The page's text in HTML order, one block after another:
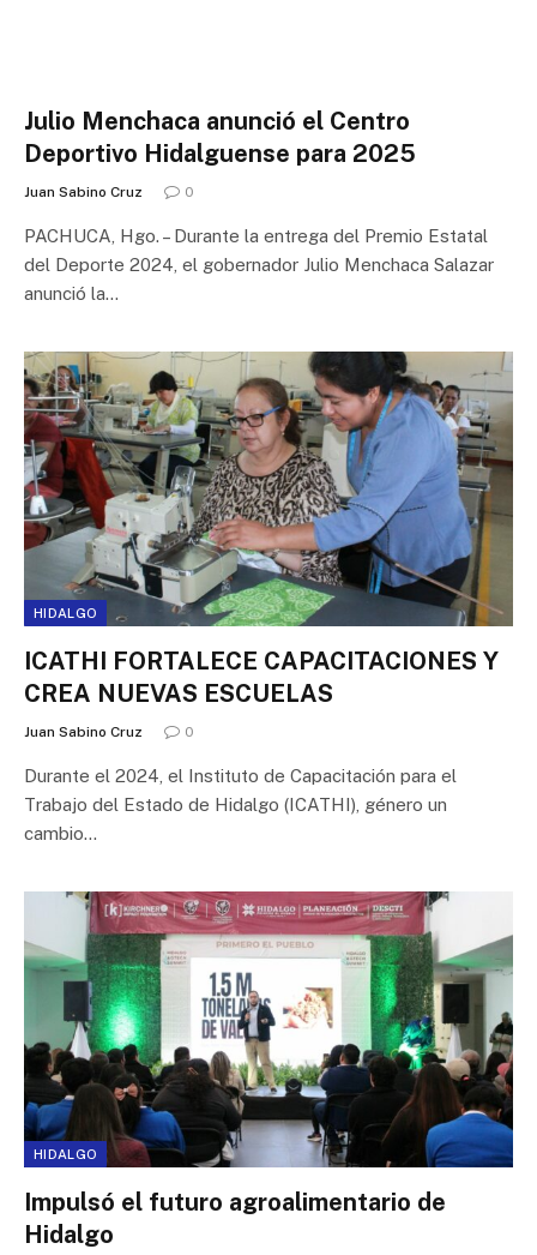
Julio Menchaca anunció el Centro
Deportivo Hidalguense para 2025
Juan Sabino Cruz 0
PACHUCA, Hgo. – Durante la entrega del Premio Estatal
del Deporte 2024, el gobernador Julio Menchaca Salazar
anunció la…
HIDALGO
ICATHI FORTALECE CAPACITACIONES Y
CREA NUEVAS ESCUELAS
Juan Sabino Cruz 0
Durante el 2024, el Instituto de Capacitación para el
Trabajo del Estado de Hidalgo (ICATHI), género un
cambio…
HIDALGO
Impulsó el futuro agroalimentario de
Hidalgo